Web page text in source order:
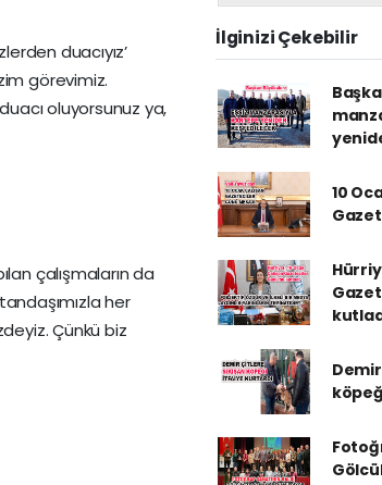
duacıyız’
görevimiz.
oluyorsunuz ya,
çalışmaların da
her
Çünkü biz
İlginizi Çekebilir
10